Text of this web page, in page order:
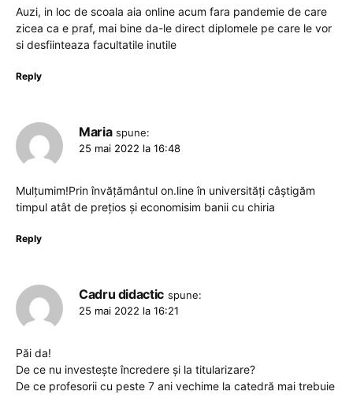
Auzi, in loc de scoala aia online acum fara pandemie de care
zicea ca e praf, mai bine da-le direct diplomele pe care le vor
si desfiinteaza facultatile inutile
Reply
Maria spune:
25 mai 2022 la 16:48
Mulțumim!Prin învățământul on.line în universități câștigăm
timpul atât de prețios și economisim banii cu chiria
Reply
Cadru didactic spune:
25 mai 2022 la 16:21
Păi da!
De ce nu investește încredere și la titularizare?
De ce profesorii cu peste 7 ani vechime la catedră mai trebuie